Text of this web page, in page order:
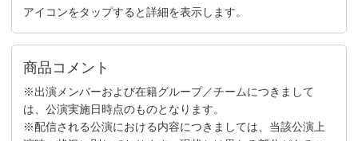
アイコンをタップすると詳細を表示します。
商品コメント
※出演メンバーおよび在籍グループ／チームにつきまして
は、公演実施日時点のものとなります。
※配信される公演における内容につきましては、当該公演上